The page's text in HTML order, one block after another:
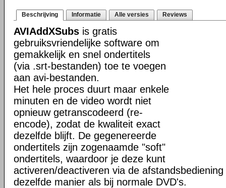
Beschrijving Informatie Alle versies Reviews
AVIAddXSubs is gratis
gebruiksvriendelijke software om
gemakkelijk en snel ondertitels
(via .srt-bestanden) toe te voegen
aan avi-bestanden.
Het hele proces duurt maar enkele
minuten en de video wordt niet
opnieuw getranscodeerd (re-
encode), zodat de kwaliteit exact
dezelfde blijft. De gegenereerde
ondertitels zijn zogenaamde "soft"
ondertitels, waardoor je deze kunt
activeren/deactiveren via de
dezelfde manier als bij normale DVD's.